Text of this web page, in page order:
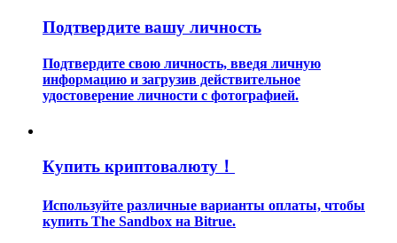
Узнайте, как оставаться прибыльным
Подтвердите вашу личность
Подтвердите свою личность, введя личную
информацию и загрузив действительное
удостоверение личности с фотографией.
Купить криптовалюту！
Используйте различные варианты оплаты, чтобы
купить The Sandbox на Bitrue.